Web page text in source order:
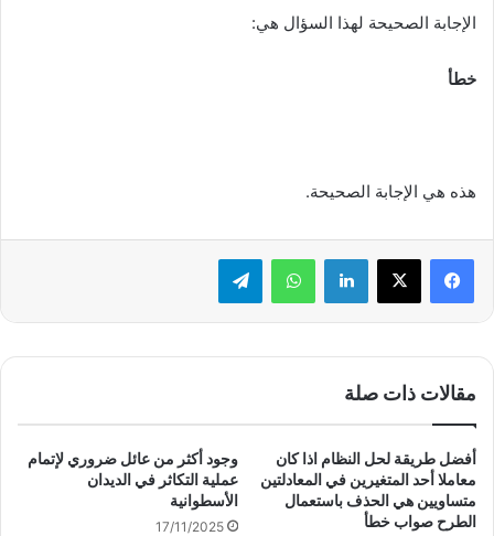
الإجابة الصحيحة لهذا السؤال هي:
خطأ
هذه هي الإجابة الصحيحة.
لينكدإن واتساب تيلقرام
مقالات ذات صلة
أفضل طريقة لحل النظام اذا كان
معاملا أحد المتغيرين في المعادلتين
متساويين هي الحذف باستعمال
الطرح صواب خطأ
وجود أكثر من عائل ضروري لإتمام
عملية التكاثر في الديدان
الأسطوانية
17/11/2025